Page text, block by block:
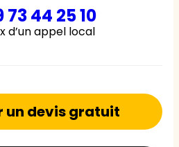
73 44 25 10
d’un appel local
un devis gratuit